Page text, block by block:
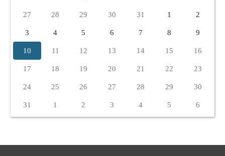
27 28 29 30 31 1 2
3 4 5 6 7 8 9
10 11 12 13 14 15 16
17 18 19 20 21 22 23
24 25 26 27 28 29 30
31 1 2 3 4 5 6